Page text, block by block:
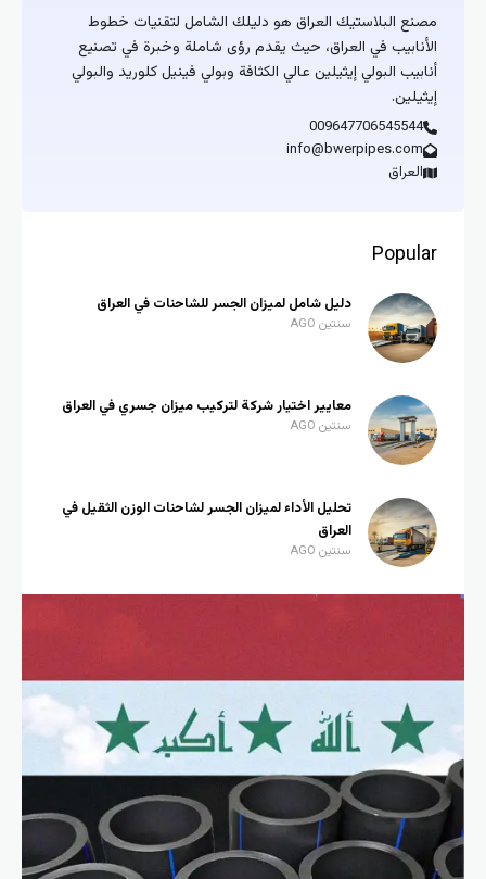
مصنع البلاستيك العراق هو دليلك الشامل لتقنيات خطوط
الأنابيب في العراق، حيث يقدم رؤى شاملة وخبرة في تصنيع
أنابيب البولي إيثيلين عالي الكثافة وبولي فينيل كلوريد والبولي
إيثيلين.
009647706545544
info@bwerpipes.com
العراق
Popular
دليل شامل لميزان الجسر للشاحنات في العراق
سنتين AGO
معايير اختيار شركة لتركيب ميزان جسري في العراق
سنتين AGO
تحليل الأداء لميزان الجسر لشاحنات الوزن الثقيل في
العراق
سنتين AGO